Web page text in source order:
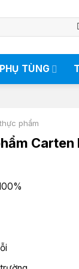
PHỤ TÙNG
phẩm
Carten